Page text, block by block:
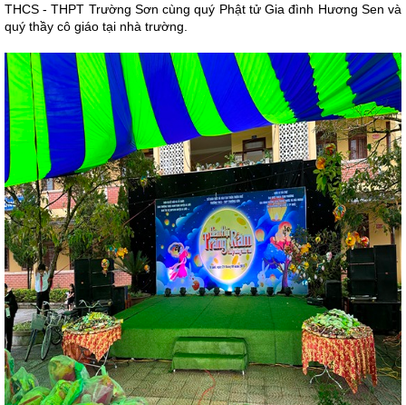
THCS - THPT Trường Sơn cùng quý Phật tử Gia đình Hương Sen và
quý thầy cô giáo tại nhà trường.